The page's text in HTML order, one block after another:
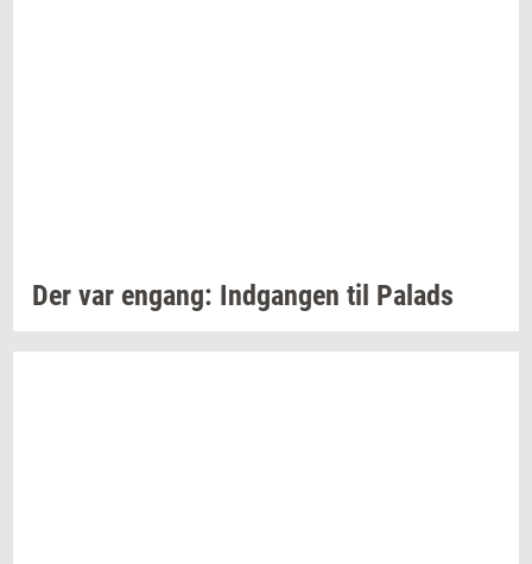
Der var en­gang: Ind­gan­gen til Pa­lads